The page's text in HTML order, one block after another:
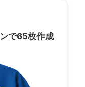
で65枚作成